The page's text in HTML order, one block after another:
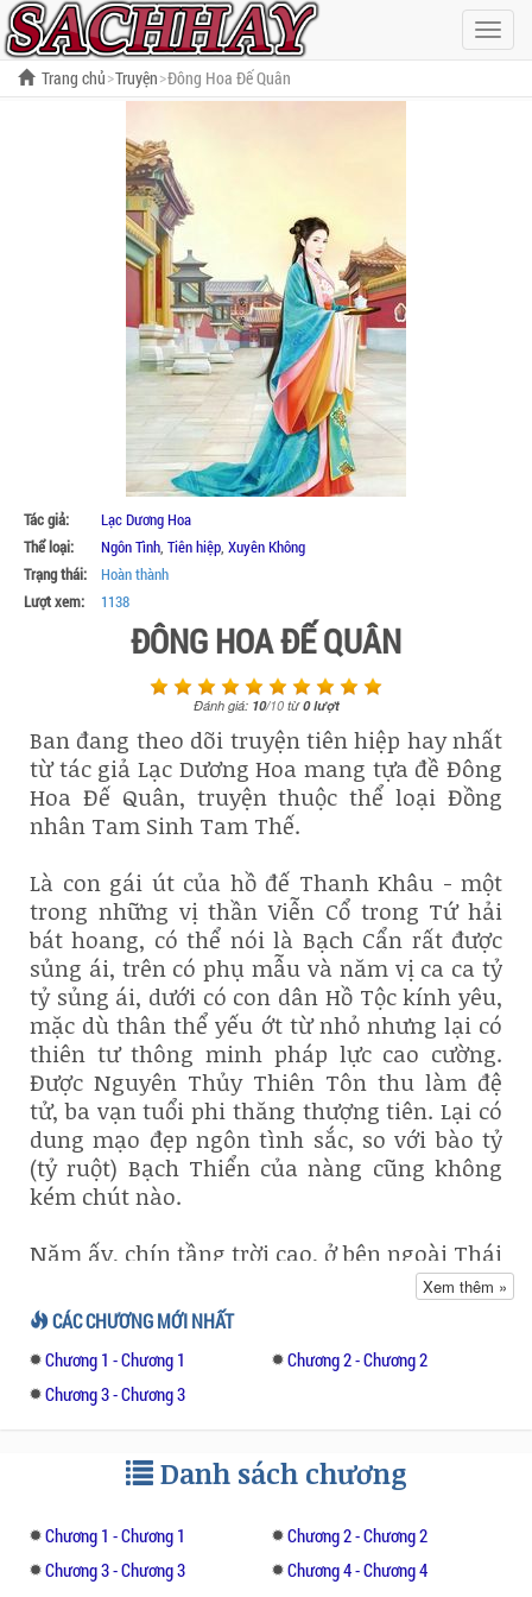
Hiện
menu
Trang chủ Truyện Đông Hoa Đế Quân
Tác giả:
Lạc Dương Hoa
Thể loại:
Ngôn Tình, Tiên hiệp, Xuyên Không
Trạng thái:
Hoàn thành
Lượt xem:
1138
ĐÔNG HOA ĐẾ QUÂN
Đánh giá: 10/10từ0lượt
Ban đang theo dõi truyện tiên hiệp hay nhất
từ tác giả Lạc Dương Hoa mang tựa đề Đông
Hoa Đế Quân, truyện thuộc thể loại Đồng
nhân Tam Sinh Tam Thế.
Là con gái út của hồ đế Thanh Khâu - một
trong những vị thần Viễn Cổ trong Tứ hải
bát hoang, có thể nói là Bạch Cẩn rất được
sủng ái, trên có phụ mẫu và năm vị ca ca tỷ
tỷ sủng ái, dưới có con dân Hồ Tộc kính yêu,
mặc dù thân thể yếu ớt từ nhỏ nhưng lại có
thiên tư thông minh pháp lực cao cường.
Được Nguyên Thủy Thiên Tôn thu làm đệ
tử, ba vạn tuổi phi thăng thượng tiên. Lại có
dung mạo đẹp ngôn tình sắc, so với bào tỷ
(tỷ ruột) Bạch Thiển của nàng cũng không
kém chút nào.
Năm ấy, chín tầng trời cao, ở bên ngoài Thái
Thần cung, nàng đã gặp người làm bạn cả
đời với nàng.
Tag: Nhân duyên gặp gỡ xuyên không ngọt
văn.
Từ khóa tìm kiếm: Vai chính: Bạch Cẩn,
Đông Hoa Đế Quân ┃ vai phụ: Bạch Thiển,
Mời bạn cùng đón xem truyện hay này.
Xem thêm »
CÁC CHƯƠNG MỚI NHẤT
Chương 1 - Chương 1
Chương 2 - Chương 2
Chương 3 - Chương 3
Danh sách chương
Chương 1 - Chương 1
Chương 2 - Chương 2
Chương 3 - Chương 3
Chương 4 - Chương 4